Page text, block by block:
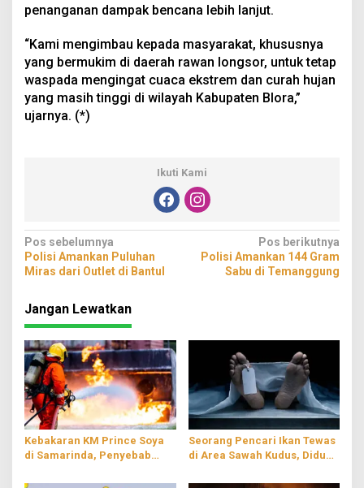
penanganan dampak bencana lebih lanjut.
“Kami mengimbau kepada masyarakat, khususnya
yang bermukim di daerah rawan longsor, untuk tetap
waspada mengingat cuaca ekstrem dan curah hujan
yang masih tinggi di wilayah Kabupaten Blora,”
ujarnya. (*)
Ikuti Kami
Navigasi
pos
Pos sebelumnya
Polisi Amankan Puluhan
Miras dari Outlet di Bantul
Pos berikutnya
Polisi Amankan 144 Gram
Sabu di Temanggung
Jangan Lewatkan
Kebakaran KM Prince Soya
di Samarinda, Penyebab
Seorang Pencari Ikan Tewas
di Area Sawah Kudus, Diduga